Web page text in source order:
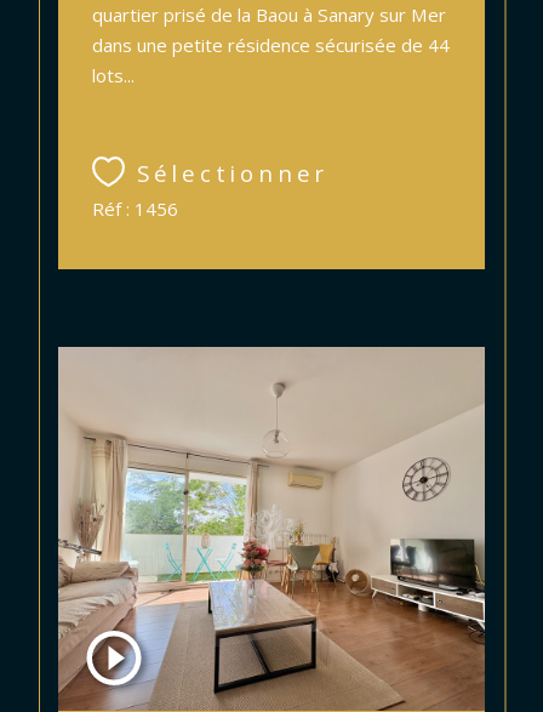
quartier prisé de la Baou à Sanary sur Mer
dans une petite résidence sécurisée de 44
lots...
Sélectionner
Réf : 1456